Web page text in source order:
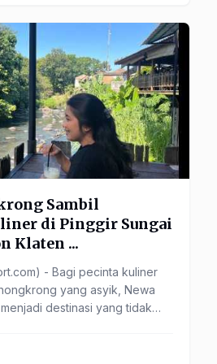
Sambil
di Pinggir Sungai
Klaten ...
- Bagi pecinta kuliner
yang asyik, Newa
destinasi yang tidak